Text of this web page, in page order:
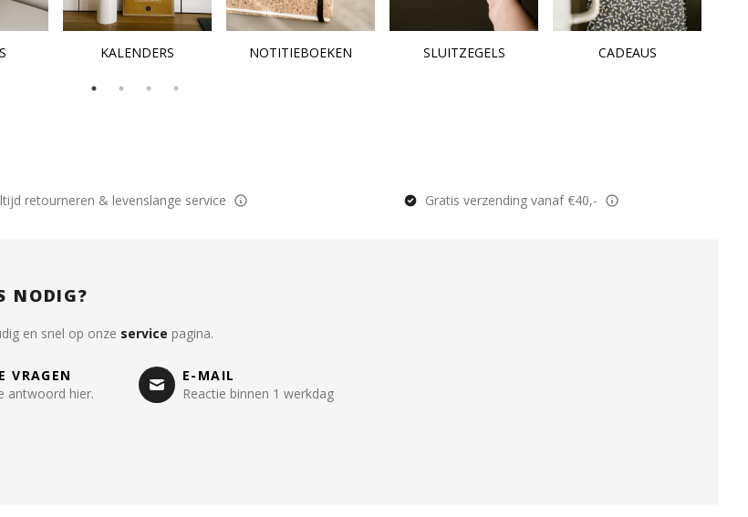
KALENDERS NOTITIEBOEKEN SLUITZEGELS CADEAUS
retourneren & levenslange service Gratis verzending vanaf €40,-
NODIG?
en snel op onze service pagina.
VRAGEN
antwoord hier.
E-MAIL
Reactie binnen 1 werkdag